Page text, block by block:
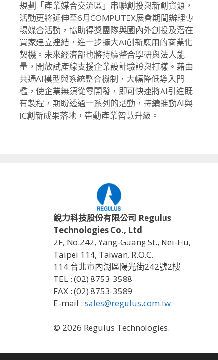
規劃「產業媒合交流區」 串聯創投與新創資源，
活動更將延伸至6月COMPUTEX展會期間辦理專
場媒合活動， 協助得獎團隊與國內外創投及潛在
買家建立連結， 進一步擴大AI創新應用的商業化
契機。 未來經濟部也將持續整合學研與法人能
量， 開放試產線支援企業設計驗證與打樣。 藉由
共通AI模型與系統整合機制，大幅降低導入門
檻， 使企業無須從零開發，即可快速將AI引進既
有製程， 期盼透過一系列的活動，持續推動AI與
IC創新成果落地， 帶動產業智慧升級。
銳力科技股份有限公司 Regulus
Technologies Co., Ltd
2F, No.242, Yang-Guang St., Nei-Hu,
Taipei 114, Taiwan, R.O.C.
114 台北市內湖區陽光街242號2樓
TEL : (02) 8753-3588
FAX : (02) 8753-3589
E-mail : sales@regulus.com.tw
© 2026 Regulus Technologies.